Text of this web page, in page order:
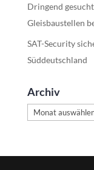
Dringend
Gleisbaustellen
SAT-Security
Süddeutschland
Archiv
Archiv